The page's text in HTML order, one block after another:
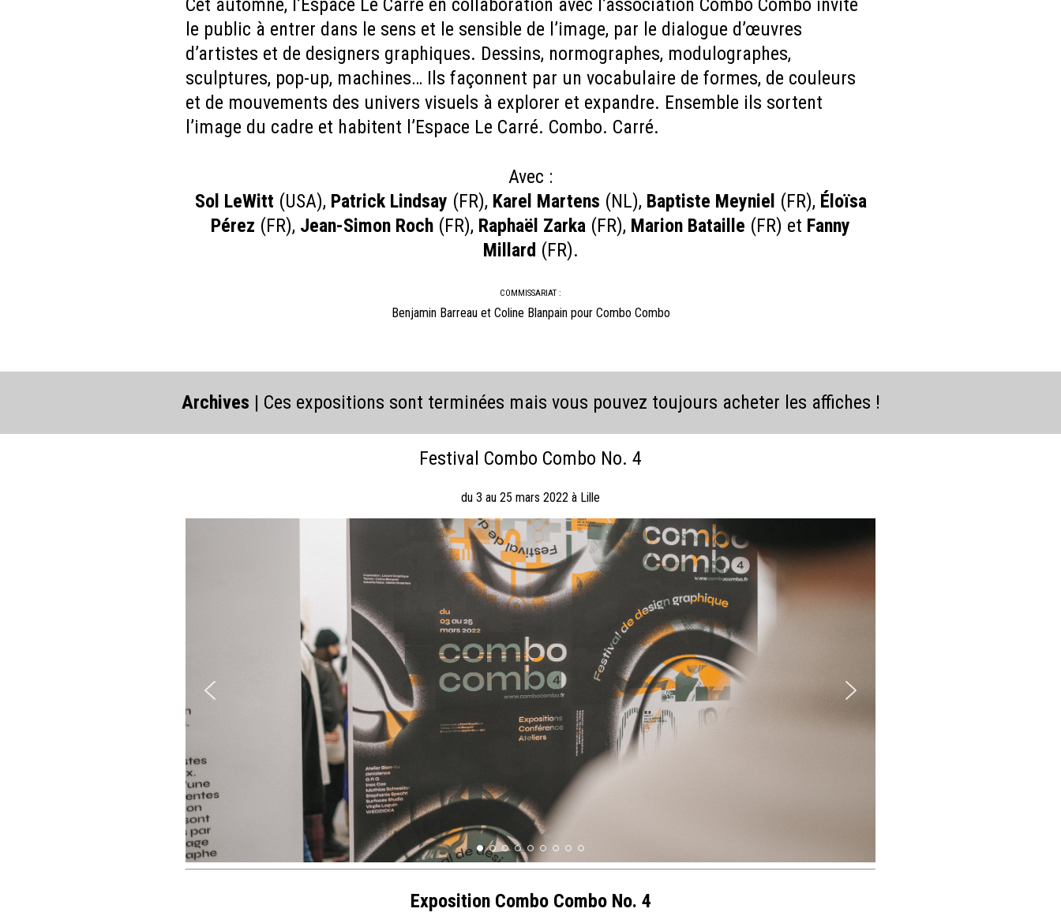
le public à entrer dans le sens et le sensible de l’image, par le dialogue d’œuvres
d’artistes et de designers graphiques. Dessins, normographes, modulographes,
sculptures, pop-up, machines… Ils façonnent par un vocabulaire de formes, de couleurs
et de mouvements des univers visuels à explorer et expandre. Ensemble ils sortent
l’image du cadre et habitent l’Espace Le Carré. Combo. Carré.
Avec :
Sol LeWitt (USA), Patrick Lindsay (FR), Karel Martens (NL), Baptiste Meyniel (FR), Éloïsa
Pérez (FR), Jean-Simon Roch (FR), Raphaël Zarka (FR), Marion Bataille (FR) et Fanny
Millard (FR).
COMMISSARIAT :
Benjamin Barreau et Coline Blanpain pour Combo Combo
Archives | Ces expositions sont terminées mais vous pouvez toujours acheter les affiches !
Festival Combo Combo No. 4
du 3 au 25 mars 2022 à Lille
Exposition Combo Combo No. 4